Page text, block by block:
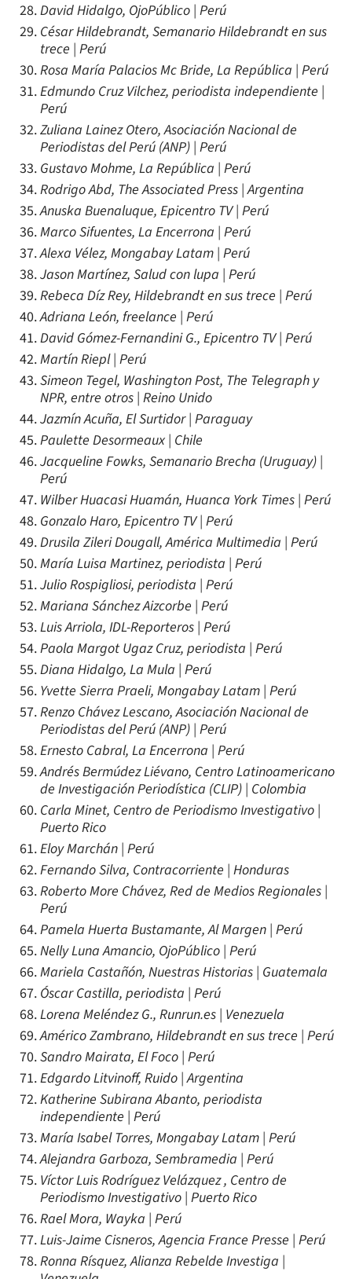
David Hidalgo, OjoPúblico | Perú
César Hildebrandt, Semanario Hildebrandt en sus
trece | Perú
Rosa María Palacios Mc Bride, La República | Perú
Edmundo Cruz Vilchez, periodista independiente |
Perú
Zuliana Lainez Otero, Asociación Nacional de
Periodistas del Perú (ANP) | Perú
Gustavo Mohme, La República | Perú
Rodrigo Abd, The Associated Press | Argentina
Anuska Buenaluque, Epicentro TV | Perú
Marco Sifuentes, La Encerrona | Perú
Alexa Vélez, Mongabay Latam | Perú
Jason Martínez, Salud con lupa | Perú
Rebeca Díz Rey, Hildebrandt en sus trece | Perú
Adriana León, freelance | Perú
David Gómez-Fernandini G., Epicentro TV | Perú
Martín Riepl | Perú
Simeon Tegel, Washington Post, The Telegraph y
NPR, entre otros | Reino Unido
Jazmín Acuña, El Surtidor | Paraguay
Paulette Desormeaux | Chile
Jacqueline Fowks, Semanario Brecha (Uruguay) |
Perú
Wilber Huacasi Huamán, Huanca York Times | Perú
Gonzalo Haro, Epicentro TV | Perú
Drusila Zileri Dougall, América Multimedia | Perú
María Luisa Martinez, periodista | Perú
Julio Rospigliosi, periodista | Perú
Mariana Sánchez Aizcorbe | Perú
Luis Arriola, IDL-Reporteros | Perú
Paola Margot Ugaz Cruz, periodista | Perú
Diana Hidalgo, La Mula | Perú
Yvette Sierra Praeli, Mongabay Latam | Perú
Renzo Chávez Lescano, Asociación Nacional de
Periodistas del Perú (ANP) | Perú
Ernesto Cabral, La Encerrona | Perú
Andrés Bermúdez Liévano, Centro Latinoamericano
de Investigación Periodística (CLIP) | Colombia
Carla Minet, Centro de Periodismo Investigativo |
Puerto Rico
Eloy Marchán | Perú
Fernando Silva, Contracorriente | Honduras
Roberto More Chávez, Red de Medios Regionales |
Perú
Pamela Huerta Bustamante, Al Margen | Perú
Nelly Luna Amancio, OjoPúblico | Perú
Mariela Castañón, Nuestras Historias | Guatemala
Óscar Castilla, periodista | Perú
Lorena Meléndez G., Runrun.es | Venezuela
Américo Zambrano, Hildebrandt en sus trece | Perú
Sandro Mairata, El Foco | Perú
Edgardo Litvinoff, Ruido | Argentina
Katherine Subirana Abanto, periodista
independiente | Perú
María Isabel Torres, Mongabay Latam | Perú
Alejandra Garboza, Sembramedia | Perú
Víctor Luis Rodríguez Velázquez , Centro de
Periodismo Investigativo | Puerto Rico
Rael Mora, Wayka | Perú
Luis-Jaime Cisneros, Agencia France Presse | Perú
Ronna Rísquez, Alianza Rebelde Investiga |